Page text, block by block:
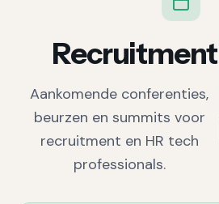
Aankomende conferenties,
beurzen en summits voor
recruitment en HR tech
professionals.